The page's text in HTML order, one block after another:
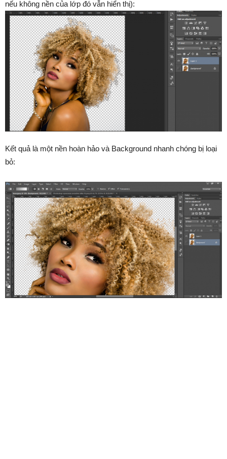
nếu không nền của lớp đó vẫn hiển thị):
Kết quả là một nền hoàn hảo và Background nhanh chóng bị loại
bỏ: